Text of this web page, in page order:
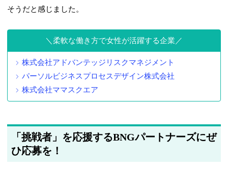
そうだと感じました。
柔軟な働き方で女性が活躍する企業
株式会社アドバンテッジリスクマネジメント
パーソルビジネスプロセスデザイン株式会社
株式会社ママスクエア
「挑戦者」を応援するBNGパートナーズにぜ
ひ応募を！